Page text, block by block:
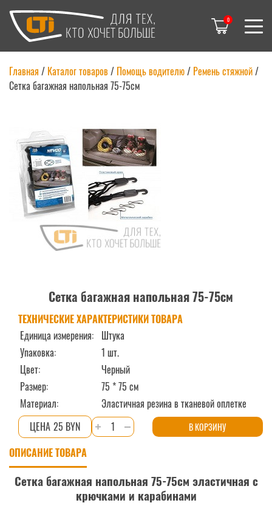
0
Главная / Каталог товаров/ Помощь водителю/ Ремень стяжной/
Сетка багажная напольная 75-75см
Сетка багажная напольная 75-75см
ТЕХНИЧЕСКИЕ ХАРАКТЕРИСТИКИ ТОВАРА
Единица измерения: Штука
Упаковка:
1 шт.
Цвет:
Черный
Размер:
75 * 75 см
Материал:
Эластичная резина в тканевой оплетке
25 BYN
Количество
товара
напольная
75-
В КОРЗИНУ
ОПИСАНИЕ ТОВАРА
Сетка багажная напольная 75-75см эластичная с
крючками и карабинами